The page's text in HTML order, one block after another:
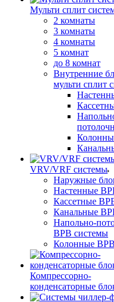
Мульти сплит
2 комнаты
3 комнаты
4 комнаты
5 комнат
до 8 комнат
Внутренние
мульти сплит
VRV/VRF системы
Наружные
Настенные
Кассетные
Канальные
Напольно-
ВРВ системы
Колонные
Компрессорно-
конденсаторные